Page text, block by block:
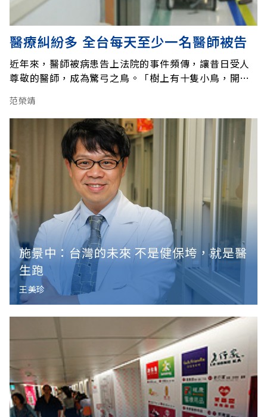
醫療糾紛多 全台每天至少一名醫師被告
近年來，醫師被病患告上法院的事件頻傳，讓昔日受人
尊敬的醫師，成為驚弓之鳥。「樹上有十隻小鳥，開槍
社社長郭正典比喻，樹上小鳥的處境，就是現在醫師的
寫照，打下一隻，其他也跟著跑了。無奈，這種情況愈
演愈烈，沒有好轉跡象。「台大名醫開錯刀；好冤，鐵
面法官沒了膽
范榮靖
施景中：台灣的未來 不是健保垮，就是醫
生跑
王美珍